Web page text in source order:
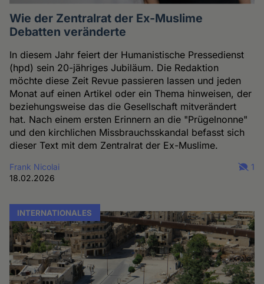
Wie der Zentralrat der Ex-Muslime
Debatten veränderte
In diesem Jahr feiert der Humanistische Pressedienst
(hpd) sein 20-jähriges Jubiläum. Die Redaktion
möchte diese Zeit Revue passieren lassen und jeden
Monat auf einen Artikel oder ein Thema hinweisen, der
beziehungsweise das die Gesellschaft mitverändert
hat. Nach einem ersten Erinnern an die "Prügelnonne"
und den kirchlichen Missbrauchsskandal befasst sich
dieser Text mit dem Zentralrat der Ex-Muslime.
Frank Nicolai
18.02.2026
1
INTERNATIONALES